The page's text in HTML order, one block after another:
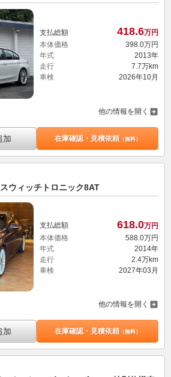
支払総額 418.6万円
本体価格
398.0万円
年式
2013年
走行
7.7万km
車検
2026年10月
他の情報を開く
加 在庫確認・見積依頼（無料）
ウィッチトロニック8AT
支払総額 618.0万円
本体価格
588. 0万円
年式
2014年
走行
2.4万km
車検
2027年03月
他の情報を開く
加 在庫確認・見積依頼（無料）